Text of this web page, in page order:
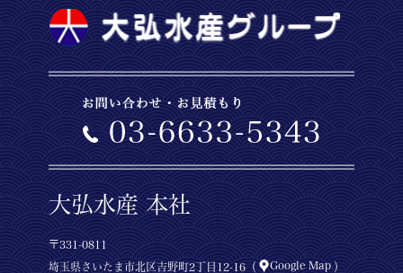
大弘水産 本社
〒331-0811
埼玉県さいたま市北区吉野町2丁目12-16（ Google Map ）